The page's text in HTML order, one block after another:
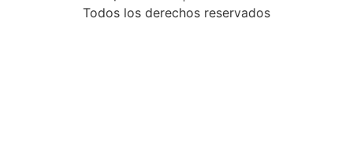
Todos los derechos reservados